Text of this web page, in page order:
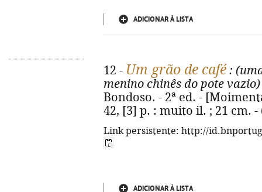
ADICIONAR À LISTA
12 - Um grão de café :
menino chinês do pote vazio)
Bondoso. - 2ª ed. -
42, [3] p. : muito il. ; 21 cm. -
Link persistente: http://
ADICIONAR À LISTA